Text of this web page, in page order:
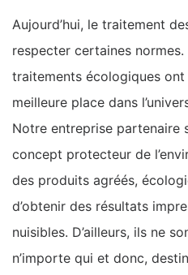
Aujourd’hui, le traitement
respecter certaines normes.
traitements écologiques
meilleure place dans
Notre entreprise partenaire
concept protecteur de
des produits agréés,
d’obtenir des résultats
nuisibles. D’ailleurs, ils ne
n’importe qui et donc,